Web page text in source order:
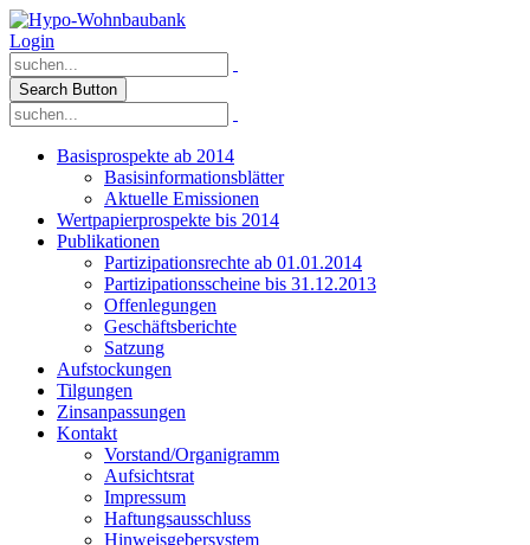
Login
Search Button
Basisprospekte ab 2014
Basisinformationsblätter
Aktuelle Emissionen
Wertpapierprospekte bis 2014
Publikationen
Partizipationsrechte ab 01.01.2014
Partizipationsscheine bis 31.12.2013
Offenlegungen
Geschäftsberichte
Satzung
Aufstockungen
Tilgungen
Zinsanpassungen
Kontakt
Vorstand/Organigramm
Aufsichtsrat
Impressum
Haftungsausschluss
Hinweisgebersystem